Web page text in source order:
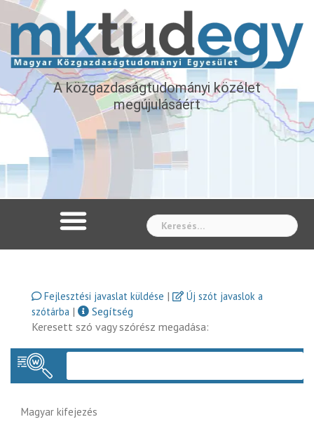
A közgazdaságtudományi közélet
megújulásáért
Fejlesztési javaslat küldése |
Új szót javaslok a
szótárba |
Segítség
Keresett szó vagy szórész megadása:
Magyar kifejezés